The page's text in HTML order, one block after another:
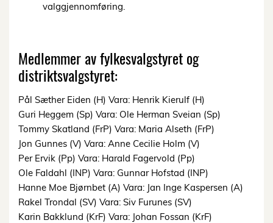
valggjennomføring.
Medlemmer av fylkesvalgstyret og
distriktsvalgstyret:
Pål Sæther Eiden (H) Vara: Henrik Kierulf (H)
Guri Heggem (Sp) Vara: Ole Herman Sveian (Sp)
Tommy Skatland (FrP) Vara: Maria Alseth (FrP)
Jon Gunnes (V) Vara: Anne Cecilie Holm (V)
Per Ervik (Pp) Vara: Harald Fagervold (Pp)
Ole Faldahl (INP) Vara: Gunnar Hofstad (INP)
Hanne Moe Bjørnbet (A) Vara: Jan Inge Kaspersen (A)
Rakel Trondal (SV) Vara: Siv Furunes (SV)
Karin Bakklund (KrF) Vara: Johan Fossan (KrF)